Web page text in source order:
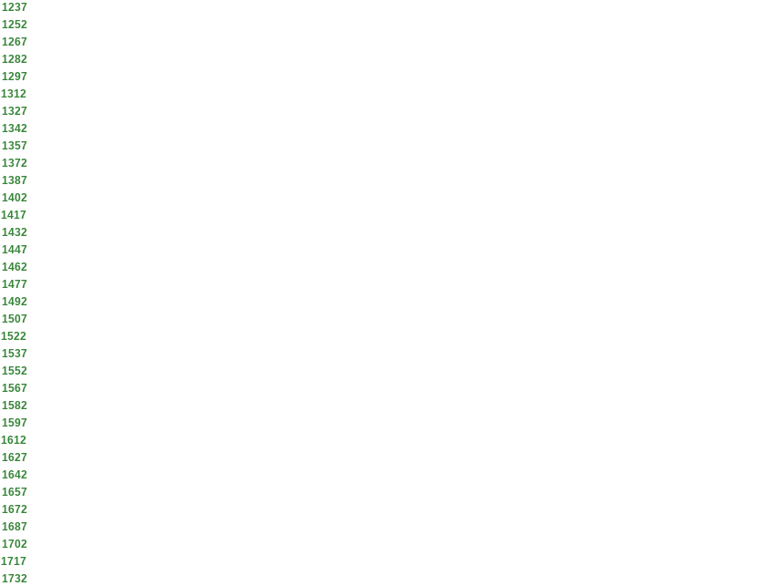
1237
1252
1267
1282
1297
1312
1327
1342
1357
1372
1387
1402
1417
1432
1447
1462
1477
1492
1507
1522
1537
1552
1567
1582
1597
1612
1627
1642
1657
1672
1687
1702
1717
1732